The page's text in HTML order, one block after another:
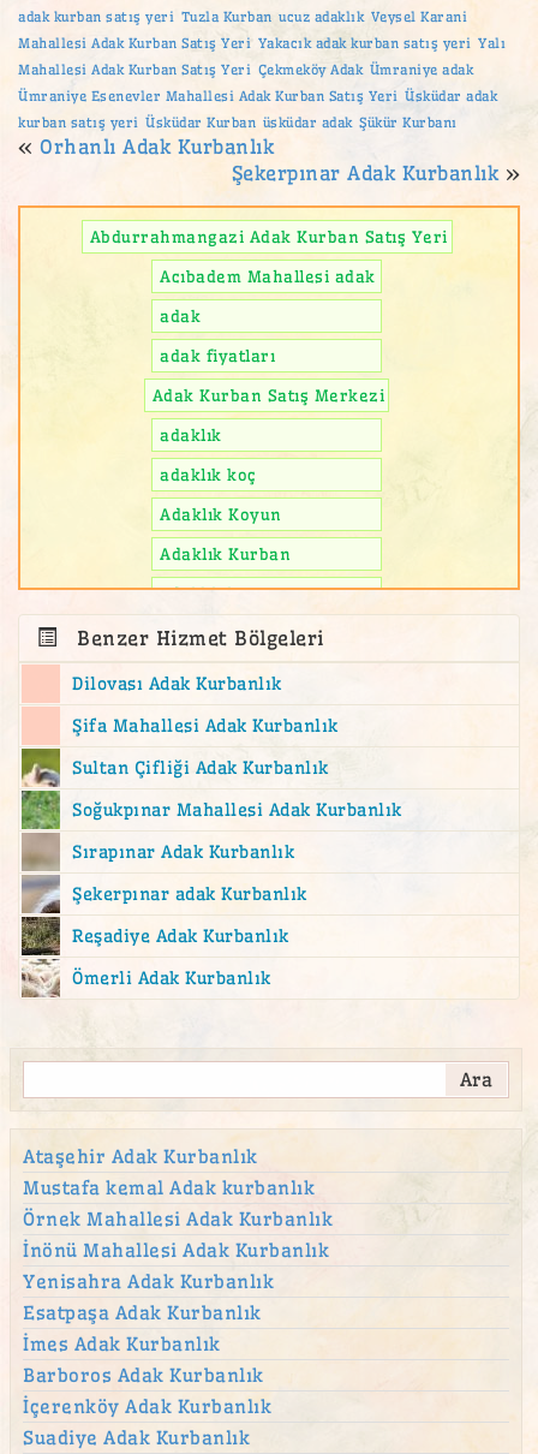
adak kurban satış yeri Tuzla Kurban ucuz adaklık Veysel Karani
Mahallesi Adak Kurban Satış Yeri Yakacık adak kurban satış yeri Yalı
Mahallesi Adak Kurban Satış Yeri Çekmeköy Adak Ümraniye adak
Ümraniye Esenevler Mahallesi Adak Kurban Satış Yeri Üsküdar adak
kurban satış yeri Üsküdar Kurban üsküdar adak Şükür Kurbanı
« Orhanlı Adak Kurbanlık
Şekerpınar Adak Kurbanlık »
Abdurrahmangazi Adak Kurban Satış Yeri
Acıbadem Mahallesi adak
adak
adak fiyatları
Adak Kurban Satış Merkezi
adaklık
adaklık koç
Adaklık Koyun
Adaklık Kurban
adaklık kuzu
Adalar Adak Kurban Satış Yeri
Ahmediye Mahallesi adak
akika
akika kesimi
akika kurban
akika kurbanı
Altıntepe Adak Kurban Satış Yeri
altunizade adak
Altunizade Mahallesi adak
Atalar Adak Kurban Satış Yeri
Ataşehir adak kurban satış yeri
Ataşehir Kurban
Atatürk Mahallesi Adak Kurban Satış Yeri
Aydınevler Adak Kurban Satış Yeri
Aziz Mahmut Hüdayi Mahallesi adak
Bağlarbaşı Adak Kurban Satış Yeri
Barbaros Mahallesi adak
beykoz adak
beylerbeyi adak
Beylerbeyi Mahallesi adak
Benzer Hizmet Bölgeleri
Dilovası Adak Kurbanlık
Şifa Mahallesi Adak Kurbanlık
Sultan Çifliği Adak Kurbanlık
Soğukpınar Mahallesi Adak Kurbanlık
Sırapınar Adak Kurbanlık
Şekerpınar adak Kurbanlık
Reşadiye Adak Kurbanlık
Ömerli Adak Kurbanlık
Ataşehir Adak Kurbanlık
Mustafa kemal Adak kurbanlık
Örnek Mahallesi Adak Kurbanlık
İnönü Mahallesi Adak Kurbanlık
Yenisahra Adak Kurbanlık
Esatpaşa Adak Kurbanlık
İmes Adak Kurbanlık
Barboros Adak Kurbanlık
İçerenköy Adak Kurbanlık
Suadiye Adak Kurbanlık